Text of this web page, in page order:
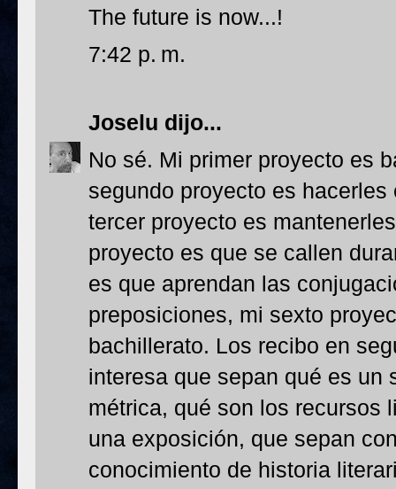
The future is now...!
7:42 p. m.
Joselu dijo...
No sé. Mi primer proyecto es
segundo proyecto es
tercer proyecto es
proyecto es que se callen
es que aprendan las
preposiciones, mi sexto
bachillerato. Los recibo en
interesa que sepan qué es un
métrica, qué son los recursos
una exposición, que sepan
conocimiento de historia